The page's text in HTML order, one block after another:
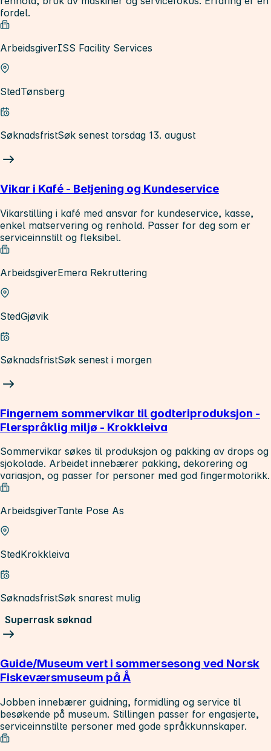
fordel.
ArbeidsgiverISS Facility Services
StedTønsberg
SøknadsfristSøk senest torsdag 13. august
Vikar i Kafé - Betjening og Kundeservice
Vikarstilling i kafé med ansvar for kundeservice, kasse,
enkel matservering og renhold. Passer for deg som er
serviceinnstilt og fleksibel.
ArbeidsgiverEmera Rekruttering
StedGjøvik
SøknadsfristSøk senest i morgen
Fingernem sommervikar til godteriproduksjon -
Flerspråklig miljø - Krokkleiva
Sommervikar søkes til produksjon og pakking av drops og
sjokolade. Arbeidet innebærer pakking, dekorering og
variasjon, og passer for personer med god fingermotorikk.
ArbeidsgiverTante Pose As
StedKrokkleiva
SøknadsfristSøk snarest mulig
Superrask søknad
Guide/Museum vert i sommersesong ved Norsk
Fiskeværsmuseum på Å
Jobben innebærer guidning, formidling og service til
besøkende på museum. Stillingen passer for engasjerte,
serviceinnstilte personer med gode språkkunnskaper.